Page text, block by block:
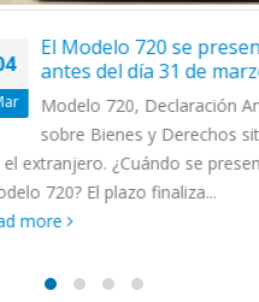
El Modelo 720 se presenta
del día 31 de marzo.
720, Declaración Anual
sobre Bienes y Derechos situados
¿Cuándo se presenta el
El plazo finaliza...